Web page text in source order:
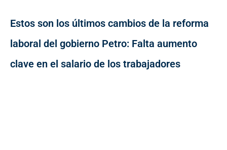
Estos son los últimos cambios de la reforma
laboral del gobierno Petro: Falta aumento
clave en el salario de los trabajadores